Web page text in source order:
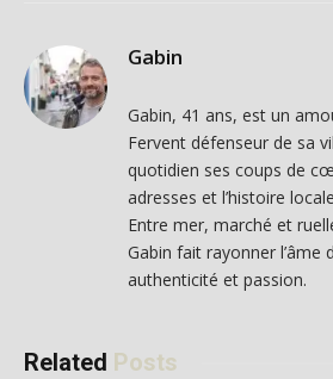
Gabin
Gabin, 41 ans, est un
Fervent défenseur de sa
quotidien ses coups de
adresses et l’histoire
Entre mer, marché et
Gabin fait rayonner l’âme
authenticité et passion.
Related Posts